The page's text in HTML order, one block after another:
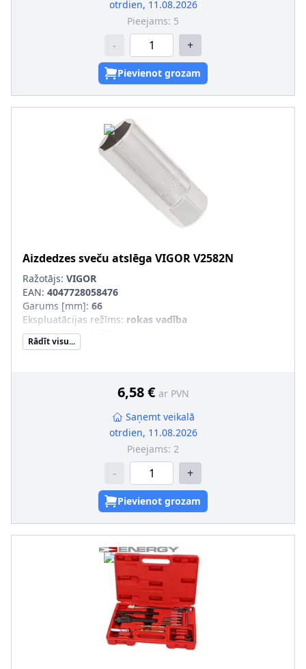
otrdien, 11.08.2026
Pieejams: 5
- +
Pievienot grozam
Aizdedzes sveču atslēga VIGORV2582N
Ražotājs: VIGOR
EAN: 4047728058476
Garums [mm]: 66
Ekspluatācijas režīms: rokas vadība
Garums 2 [mm]
Piedziņas četrkanša izmēri [mm (collas)]
Rādīt visu...
6,58 € ar PVN
Saņemt veikalā
otrdien, 11.08.2026
Pieejams: 2
- +
Pievienot grozam